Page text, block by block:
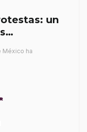
un
México ha